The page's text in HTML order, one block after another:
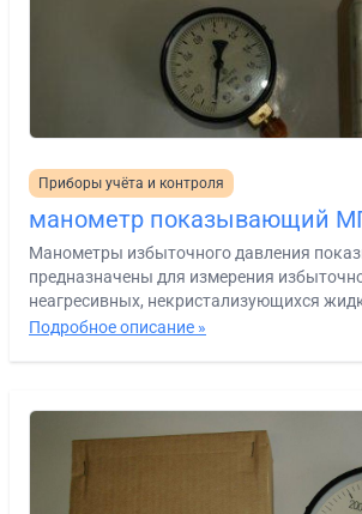
Приборы учёта и контроля
манометр показывающий
Манометры избыточного давления
предназначены для измерения
неагресивных, некристализующихся
Подробное описание »